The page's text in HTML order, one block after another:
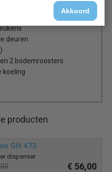
Akkoord
30°C en geschikt voor de
deuren
2 bodemroosters
koeling
producten
GH 473
dispenser
€ 56,00